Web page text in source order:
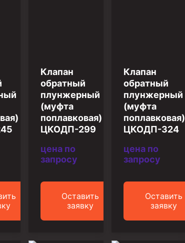
Клапан
обратный
плунжерный
(муфта
поплавковая)
ЦКОДП-299
цена по
запросу
Оставить
заявку
Клапан
обратный
плунжерный
(муфта
поплавковая)
ЦКОДП-324
цена по
запросу
Оставить
заявку